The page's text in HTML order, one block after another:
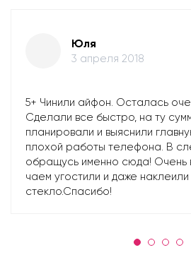
Юля
3 апреля 2018
5+ Чинили айфон. Осталась
Сделали все быстро, на ту
планировали и выяснили
плохой работы телефона. В
обращусь именно сюда! Очень
чаем угостили и даже
стекло.Спасибо!